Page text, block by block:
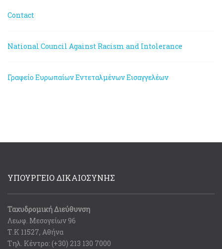
Contact
National Council Against Racism and Intolerance
Γραφείο Ευρωπαίων Εντεταλμένων Εισαγγελέων
ΥΠΟΥΡΓΕΙΟ ΔΙΚΑΙΟΣΥΝΗΣ
Ταχυδρομική Διεύθυνση
Λεωφ. Μεσογείων 96
Τ.Κ 11527, Αθήνα
Τηλ. Κέντρο: (+30) 213 130 7000